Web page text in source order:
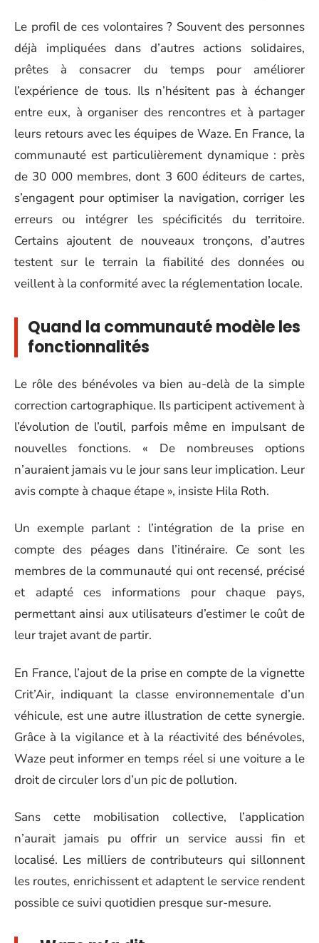
Le profil de ces volontaires ? Souvent des personnes
déjà impliquées dans d’autres actions solidaires,
prêtes à consacrer du temps pour améliorer
l’expérience de tous. Ils n’hésitent pas à échanger
entre eux, à organiser des rencontres et à partager
leurs retours avec les équipes de Waze. En France, la
communauté est particulièrement dynamique : près
de 30 000 membres, dont 3 600 éditeurs de cartes,
s’engagent pour optimiser la navigation, corriger les
erreurs ou intégrer les spécificités du territoire.
Certains ajoutent de nouveaux tronçons, d’autres
testent sur le terrain la fiabilité des données ou
veillent à la conformité avec la réglementation locale.
Quand la communauté modèle les
fonctionnalités
Le rôle des bénévoles va bien au-delà de la simple
correction cartographique. Ils participent activement à
l’évolution de l’outil, parfois même en impulsant de
nouvelles fonctions. « De nombreuses options
n’auraient jamais vu le jour sans leur implication. Leur
avis compte à chaque étape », insiste Hila Roth.
Un exemple parlant : l’intégration de la prise en
compte des péages dans l’itinéraire. Ce sont les
membres de la communauté qui ont recensé, précisé
et adapté ces informations pour chaque pays,
permettant ainsi aux utilisateurs d’estimer le coût de
leur trajet avant de partir.
En France, l’ajout de la prise en compte de la vignette
Crit’Air, indiquant la classe environnementale d’un
véhicule, est une autre illustration de cette synergie.
Grâce à la vigilance et à la réactivité des bénévoles,
Waze peut informer en temps réel si une voiture a le
droit de circuler lors d’un pic de pollution.
Sans cette mobilisation collective, l’application
n’aurait jamais pu offrir un service aussi fin et
localisé. Les milliers de contributeurs qui sillonnent
les routes, enrichissent et adaptent le service rendent
possible ce suivi quotidien presque sur-mesure.